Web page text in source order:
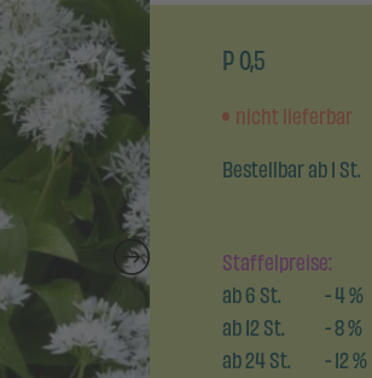
P 0,5
nicht lieferbar
Bestellbar ab 1 St.
Staffelpreise:
ab6St. -4%
ab12St. -8%
ab24St. -12%